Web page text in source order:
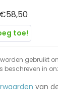
€58,50
toe!
gebruikt
beschreven in
van